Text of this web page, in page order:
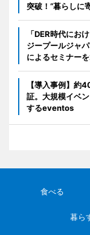
突破！“暮らしに
「DER時代にお
ジープールジャ
によるセミナー
【導入事例】約
証。大規模イベ
するeventos
食べる
暮ら